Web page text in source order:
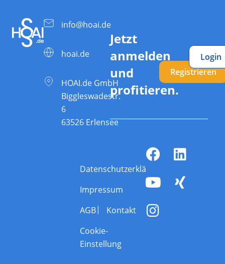
info@hoai.de
hoai.de
HOAI.de GmbH
Biggleswadestr.
6
63526 Erlensee
Jetzt
anmelden
und
profitieren.
Registrieren
Login
Datenschutzerklärung
Impressum
AGB
Kontakt
Cookie-
Einstellung